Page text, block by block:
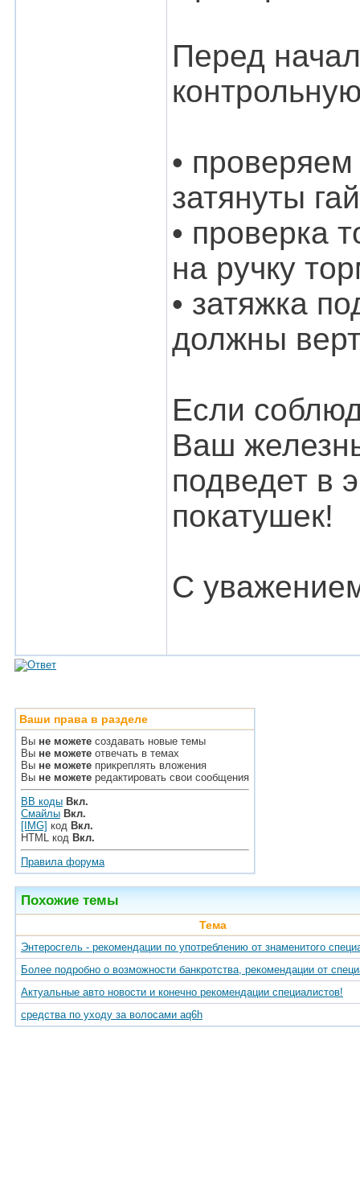
Перед
•
затянуты
• проверка
на ручку
• затяжка
должны
Если
Ваш
подведет в
покатушек!
С
Ваши права в разделе
Вы не можете создавать новые темы
Вы не можете отвечать в темах
Вы не можете прикреплять вложения
Вы не можете редактировать свои сообщения
BB коды Вкл.
Смайлы Вкл.
[IMG] код Вкл.
HTML код Вкл.
Правила форума
Похожие темы
Тема
Энтеросгель - рекомендации по употреблению от знаменитого
Более подробно о возможности банкротства, рекомендации от
Актуальные авто новости и конечно рекомендации специалистов!
средства по уходу за волосами aq6h